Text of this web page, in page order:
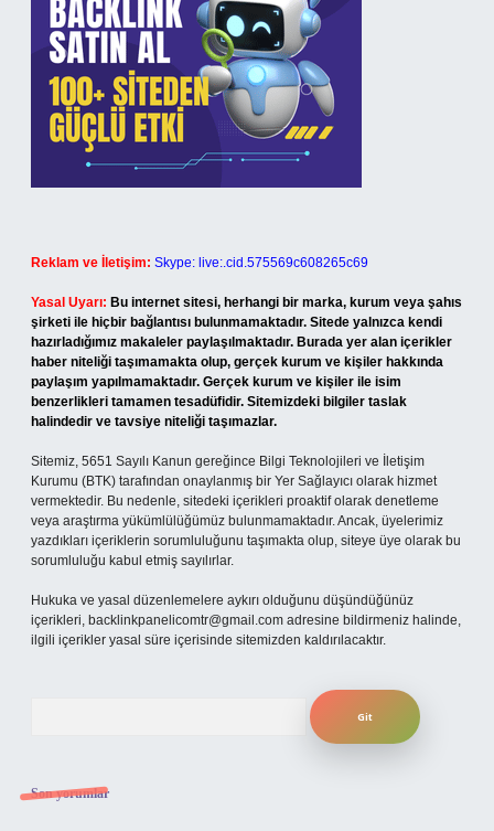
Reklam ve İletişim: Skype: live:.cid.575569c608265c69
Yasal Uyarı: Bu internet sitesi, herhangi bir marka, kurum veya şahıs
şirketi ile hiçbir bağlantısı bulunmamaktadır. Sitede yalnızca kendi
hazırladığımız makaleler paylaşılmaktadır. Burada yer alan içerikler
haber niteliği taşımamakta olup, gerçek kurum ve kişiler hakkında
paylaşım yapılmamaktadır. Gerçek kurum ve kişiler ile isim
benzerlikleri tamamen tesadüfidir. Sitemizdeki bilgiler taslak
halindedir ve tavsiye niteliği taşımazlar.
Sitemiz, 5651 Sayılı Kanun gereğince Bilgi Teknolojileri ve İletişim
Kurumu (BTK) tarafından onaylanmış bir Yer Sağlayıcı olarak hizmet
vermektedir. Bu nedenle, sitedeki içerikleri proaktif olarak denetleme
veya araştırma yükümlülüğümüz bulunmamaktadır. Ancak, üyelerimiz
yazdıkları içeriklerin sorumluluğunu taşımakta olup, siteye üye olarak bu
sorumluluğu kabul etmiş sayılırlar.
Hukuka ve yasal düzenlemelere aykırı olduğunu düşündüğünüz
içerikleri, backlinkpanelicomtr@gmail.com adresine bildirmeniz halinde,
ilgili içerikler yasal süre içerisinde sitemizden kaldırılacaktır.
Son yorumlar